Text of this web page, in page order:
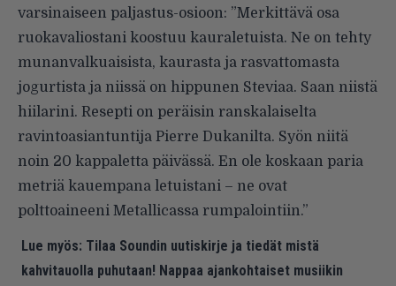
varsinaiseen paljastus-osioon: ”Merkittävä osa
ruokavaliostani koostuu kauraletuista. Ne on tehty
munanvalkuaisista, kaurasta ja rasvattomasta
jogurtista ja niissä on hippunen Steviaa. Saan niistä
hiilarini. Resepti on peräisin ranskalaiselta
ravintoasiantuntija Pierre Dukanilta. Syön niitä
noin 20 kappaletta päivässä. En ole koskaan paria
metriä kauempana letuistani – ne ovat
polttoaineeni Metallicassa rumpalointiin.”
Lue myös: Tilaa Soundin uutiskirje ja tiedät mistä
kahvitauolla puhutaan! Nappaa ajankohtaiset musiikin